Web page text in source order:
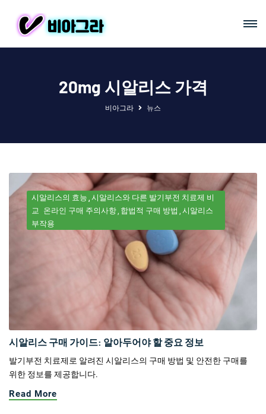
20mg 시알리스 가격
비아그라 뉴스
시알리스의 효능 시알리스와 다른 발기부전 치료제 비
교 온라인 구매 주의사항 합법적 구매 방법 시알리스
부작용
시알리스 구매 가이드: 알아두어야 할 중요 정보
발기부전 치료제로 알려진 시알리스의 구매 방법 및 안전한 구매를
위한 정보를 제공합니다.
Read More